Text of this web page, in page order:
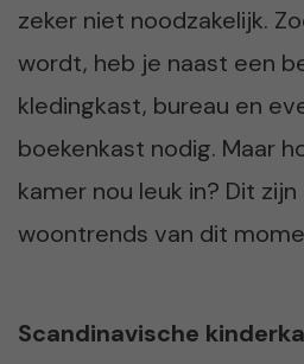
zeker niet noodzakelijk.
wordt, heb je naast een
kledingkast, bureau en
boekenkast nodig. Maar
kamer nou leuk in? Dit
woontrends van dit
Scandinavische